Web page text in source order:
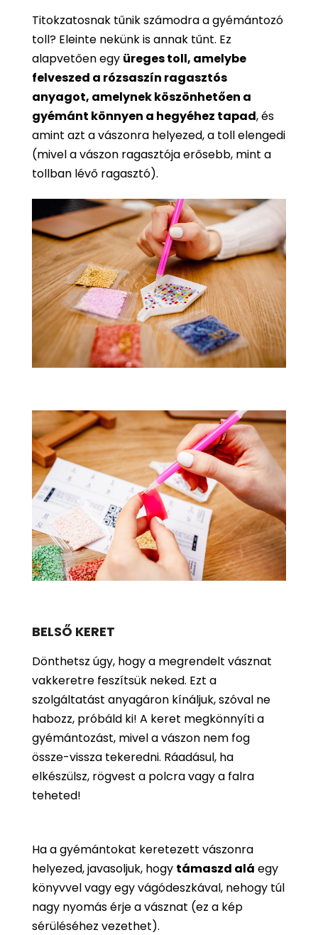
Titokzatosnak tűnik számodra a gyémántozó
toll? Eleinte nekünk is annak tűnt. Ez
alapvetően egy üreges toll, amelybe
felveszed a rózsaszín ragasztós
anyagot, amelynek köszönhetően a
gyémánt könnyen a hegyéhez tapad, és
amint azt a vászonra helyezed, a toll elengedi
(mivel a vászon ragasztója erősebb, mint a
tollban lévő ragasztó).
BELSŐ KERET
Dönthetsz úgy, hogy a megrendelt vásznat
vakkeretre feszítsük neked. Ezt a
szolgáltatást anyagáron kínáljuk, szóval ne
habozz, próbáld ki! A keret megkönnyíti a
gyémántozást, mivel a vászon nem fog
össze-vissza tekeredni. Ráadásul, ha
elkészülsz, rögvest a polcra vagy a falra
teheted!
Ha a gyémántokat keretezett vászonra
helyezed, javasoljuk, hogy támaszd alá egy
könyvvel vagy egy vágódeszkával, nehogy túl
nagy nyomás érje a vásznat (ez a kép
sérüléséhez vezethet).